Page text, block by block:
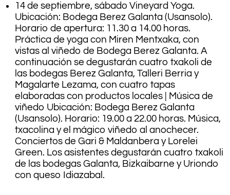
14 de septiembre, sábado Vineyard Yoga.
Ubicación: Bodega Berez Galanta (Usansolo).
Horario de apertura: 11.30 a 14.00 horas.
Práctica de yoga con Miren Mentxaka, con
vistas al viñedo de Bodega Berez Galanta. A
continuación se degustarán cuatro txakoli de
las bodegas Berez Galanta, Talleri Berria y
Magalarte Lezama, con cuatro tapas
elaboradas con productos locales | Música de
viñedo Ubicación: Bodega Berez Galanta
(Usansolo). Horario: 19.00 a 22.00 horas. Música,
txacolina y el mágico viñedo al anochecer.
Conciertos de Gari & Maldanbera y Lorelei
Green. Los asistentes degustarán cuatro txakoli
de las bodegas Galanta, Bizkaibarne y Uriondo
con queso Idiazabal.